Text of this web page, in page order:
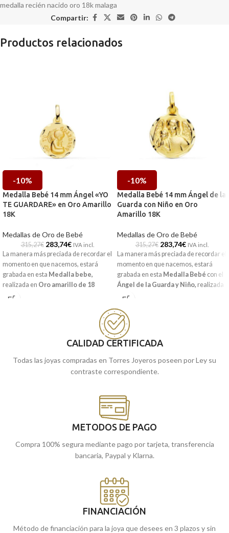
medalla recién nacido oro 18k malaga
Compartir:
Productos relacionados
-10%
Medalla Bebé 14 mm Ángel «YO
TE GUARDARE» en Oro Amarillo
18K
Medallas de Oro de Bebé
315,27€ 283,74€ IVA incl.
La manera más preciada de recordar el
momento en que nacemos, estará
grabada en esta Medalla bebe,
realizada en Oro amarillo de 18
kilates
online y te la enviamos a casa.
-10%
Medalla Bebé 14 mm Ángel de la
Guarda con Niño en Oro
Amarillo 18K
Medallas de Oro de Bebé
315,27€ 283,74€ IVA incl.
La manera más preciada de recordar el
momento en que nacemos, estará
grabada en esta Medalla Bebé con el
Ángel de la Guarda y Niño, realizada
enOro amarillo de 18 kilates.
edades y que conserven para toda la
vida.
Puedes encontrarla en nuestras
online y te la enviamos a casa.
CALIDAD CERTIFICADA
Todas las joyas compradas en Torres Joyeros poseen por Ley su
contraste correspondiente.
METODOS DE PAGO
Compra 100% segura mediante pago por tarjeta, transferencia
bancaria, Paypal y Klarna.
FINANCIACIÓN
Método de financiación para la joya que desees en 3 plazos y sin